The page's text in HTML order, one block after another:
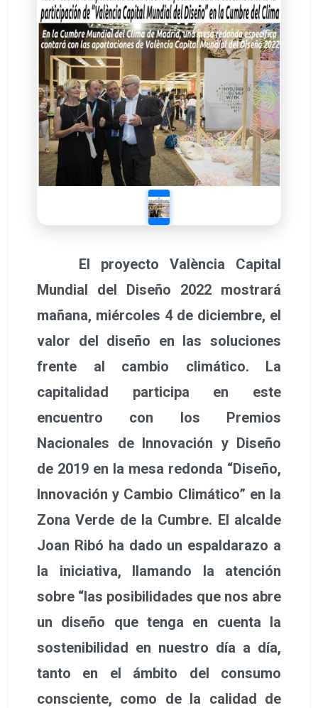
El proyecto València Capital
Mundial del Diseño 2022 mostrará
mañana, miércoles 4 de diciembre, el
valor del diseño en las soluciones
frente al cambio climático. La
capitalidad participa en este
encuentro con los Premios
Nacionales de Innovación y Diseño
de 2019 en la mesa redonda “Diseño,
Innovación y Cambio Climático” en la
Zona Verde de la Cumbre. El alcalde
Joan Ribó ha dado un espaldarazo a
la iniciativa, llamando la atención
sobre “las posibilidades que nos abre
un diseño que tenga en cuenta la
sostenibilidad en nuestro día a día,
tanto en el ámbito del consumo
consciente, como de la calidad de